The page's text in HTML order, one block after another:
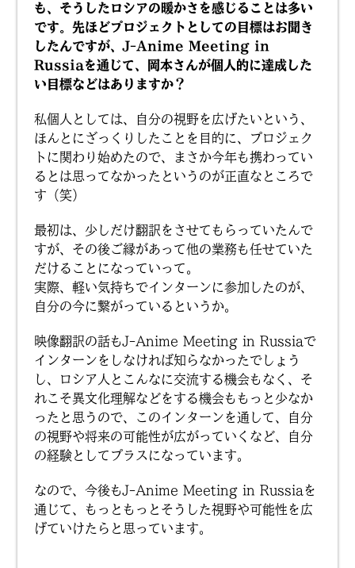
も、そうしたロシアの暖かさを感じることは多い
です。先ほどプロジェクトとしての目標はお聞き
したんですが、J-Anime Meeting in
Russiaを通じて、岡本さんが個人的に達成した
い目標などはありますか？
私個人としては、自分の視野を広げたいという、
ほんとにざっくりしたことを目的に、プロジェク
トに関わり始めたので、まさか今年も携わってい
るとは思ってなかったというのが正直なところで
す（笑）
最初は、少しだけ翻訳をさせてもらっていたんで
すが、その後ご縁があって他の業務も任せていた
だけることになっていって。
実際、軽い気持ちでインターンに参加したのが、
自分の今に繋がっているというか。
映像翻訳の話もJ-Anime Meeting in Russiaで
インターンをしなければ知らなかったでしょう
し、ロシア人とこんなに交流する機会もなく、そ
れこそ異文化理解などをする機会ももっと少なか
ったと思うので、このインターンを通して、自分
の視野や将来の可能性が広がっていくなど、自分
の経験としてプラスになっています。
なので、今後もJ-Anime Meeting in Russiaを
通じて、もっともっとそうした視野や可能性を広
げていけたらと思っています。